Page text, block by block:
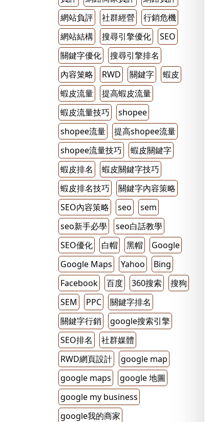
網站負評
社群經營
行銷危機
網站結構
搜尋引擎優化
SEO
關鍵字優化
搜尋引擎排名
內容䇿略
RWD 關鍵字
蝦皮
蝦皮流量
提高蝦皮流量
蝦皮流量技巧
shopee
shopee流量
提高shopee流量
shopee流量技巧
蝦皮關鍵字
蝦皮排名
蝦皮關鍵字技巧
蝦皮排名技巧
關鍵字內容策略
SEO內容策略
seo
sem
seo新手必學
seo白話教學
SEO優化
白帽 黑帽
Google
Google Maps
Yahoo
Bing
Facebook
百度 360搜索
搜狗
SEM
PPC
關鍵字排名
關鍵字行銷
google搜索引擎
SEO排名
社群媒體
RWD網頁設計
google map
google maps
google 地圖
google my business
google我的商家